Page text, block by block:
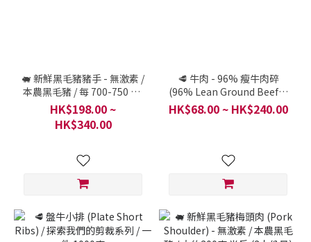
🐖 新鮮黑毛豬豬手 - 無激素 /
本農黑毛豬 / 每 700-750 克/
半隻 / 每 1400-1500克/全隻
HK$198.00 ~
HK$340.00
🥩 牛肉 - 96% 瘦牛肉碎
(96% Lean Ground Beef) /
探索我們的剪裁系列 / 一件
250克-1000克
HK$68.00 ~ HK$240.00